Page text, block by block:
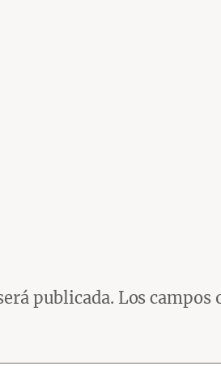
publicada. Los campos